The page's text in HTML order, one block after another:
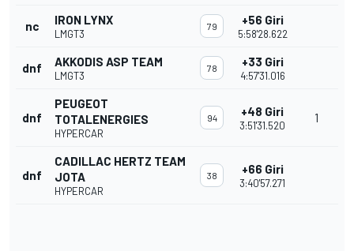
nc IRON LYNX
LMGT3
79 +56 Giri
5:58'28.622
dnf AKKODIS ASP TEAM
LMGT3
78 +33 Giri
4:57'31.016
dnf
PEUGEOT
TOTALENERGIES
HYPERCAR
94 +48 Giri
3:51'31.520
1
dnf
CADILLAC HERTZ TEAM
JOTA
HYPERCAR
38 +66 Giri
3:40'57.271